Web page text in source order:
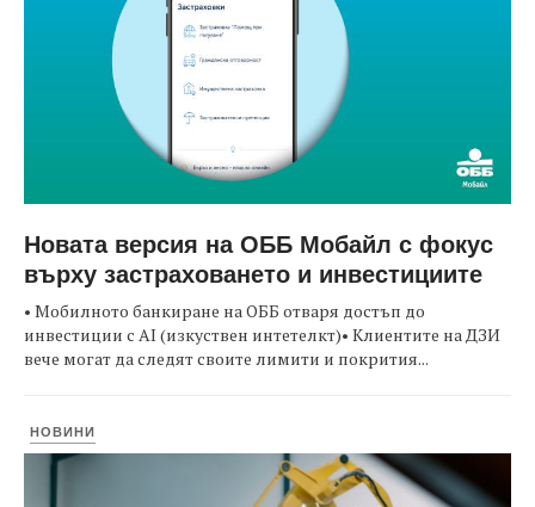
Новата версия на ОББ Мобайл с фокус
върху застраховането и инвестициите
• Мобилното банкиране на ОББ отваря достъп до
инвестиции с AI (изкуствен интетелкт)• Клиентите на ДЗИ
вече могат да следят своите лимити и покрития...
НОВИНИ